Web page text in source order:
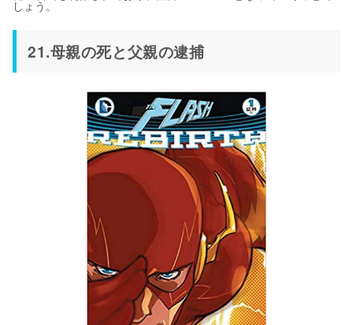
しょう。
21.母親の死と父親の逮捕